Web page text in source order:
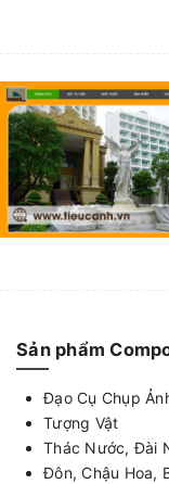
Sản phẩm
Đạo Cụ Chụp
Tượng Vật
Thác Nước, Đài
Đôn, Chậu Hoa,